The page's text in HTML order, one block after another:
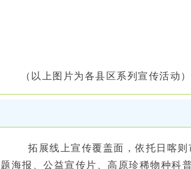
（以上图片为各县区系列宣传活动）